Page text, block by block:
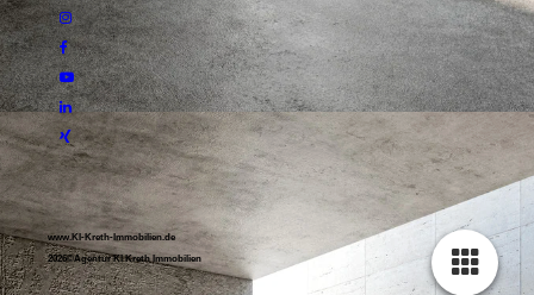
www.KI-Kreth-Immobilien.de
2026©Agentur KI Kreth Immobilien